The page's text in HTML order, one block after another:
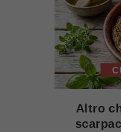
Altro